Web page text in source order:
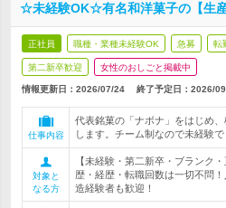
☆未経験OK☆有名和洋菓子の【生産
正社員 職種・業種未経験OK 急募 転
第二新卒歓迎 女性のおしごと掲載中
情報更新日：2026/07/24 終了予定日： 2026/
仕事内容
代表銘菓の「ナボナ」をはじめ
します。チーム制なので未経験
対象と
なる方
【未経験・第二新卒・ブランク
歴・経歴・転職回数は一切不問
造経験者も歓迎！